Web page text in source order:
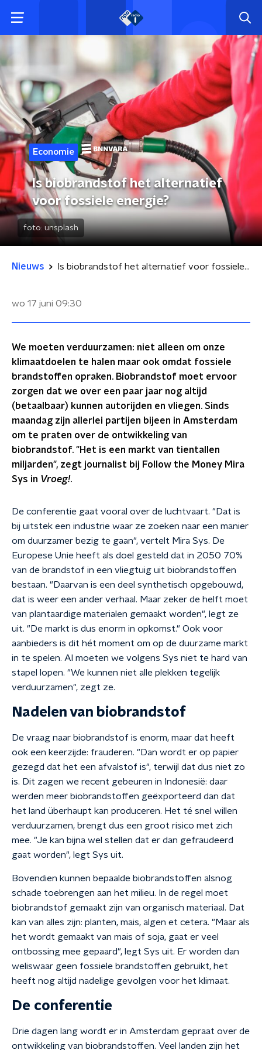
Economie
Is biobrandstof het alternatief
voor fossiele energie?
foto: unsplash
Nieuws Is biobrandstof het alternatief voor fossiele energie?
wo 17 juni 09:30
We moeten verduurzamen: niet alleen om onze
klimaatdoelen te halen maar ook omdat fossiele
brandstoffen opraken. Biobrandstof moet ervoor
zorgen dat we over een paar jaar nog altijd
(betaalbaar) kunnen autorijden en vliegen. Sinds
maandag zijn allerlei partijen bijeen in Amsterdam
om te praten over de ontwikkeling van
biobrandstof. "Het is een markt van tientallen
miljarden", zegt journalist bij Follow the Money Mira
Sys in Vroeg!.
De conferentie gaat vooral over de luchtvaart. "Dat is
bij uitstek een industrie waar ze zoeken naar een manier
om duurzamer bezig te gaan", vertelt Mira Sys. De
Europese Unie heeft als doel gesteld dat in 2050 70%
van de brandstof in een vliegtuig uit biobrandstoffen
bestaan. "Daarvan is een deel synthetisch opgebouwd,
dat is weer een ander verhaal. Maar zeker de helft moet
van plantaardige materialen gemaakt worden", legt ze
uit. "De markt is dus enorm in opkomst." Ook voor
aanbieders is dit hét moment om op de duurzame markt
in te spelen. Al moeten we volgens Sys niet te hard van
stapel lopen. "We kunnen niet alle plekken tegelijk
verduurzamen", zegt ze.
Nadelen van biobrandstof
De vraag naar biobrandstof is enorm, maar dat heeft
ook een keerzijde: frauderen. "Dan wordt er op papier
gezegd dat het een afvalstof is", terwijl dat dus niet zo
is. Dit zagen we recent gebeuren in Indonesië: daar
werden meer biobrandstoffen geëxporteerd dan dat
het land überhaupt kan produceren. Het té snel willen
verduurzamen, brengt dus een groot risico met zich
mee. "Je kan bijna wel stellen dat er dan gefraudeerd
gaat worden", legt Sys uit.
Bovendien kunnen bepaalde biobrandstoffen alsnog
schade toebrengen aan het milieu. In de regel moet
biobrandstof gemaakt zijn van organisch materiaal. Dat
kan van alles zijn: planten, mais, algen et cetera. "Maar als
het wordt gemaakt van mais of soja, gaat er veel
ontbossing mee gepaard", legt Sys uit. Er worden dan
weliswaar geen fossiele brandstoffen gebruikt, het
heeft nog altijd nadelige gevolgen voor het klimaat.
De conferentie
Drie dagen lang wordt er in Amsterdam gepraat over de
ontwikkeling van biobrandstoffen. Veel landen zijn het